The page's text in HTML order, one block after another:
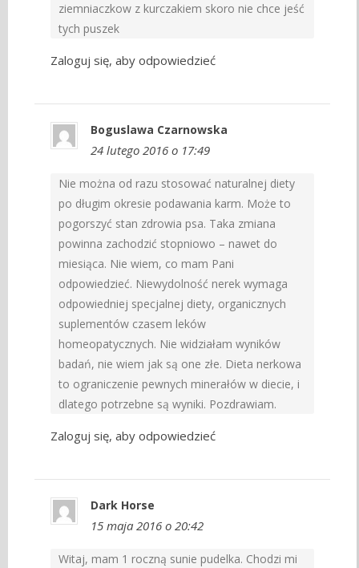
ziemniaczkow z kurczakiem skoro nie chce jeść
tych puszek
Zaloguj się, aby odpowiedzieć
Boguslawa Czarnowska
24 lutego 2016 o 17:49
Nie można od razu stosować naturalnej diety
po długim okresie podawania karm. Może to
pogorszyć stan zdrowia psa. Taka zmiana
powinna zachodzić stopniowo – nawet do
miesiąca. Nie wiem, co mam Pani
odpowiedzieć. Niewydolność nerek wymaga
odpowiedniej specjalnej diety, organicznych
suplementów czasem leków
homeopatycznych. Nie widziałam wyników
badań, nie wiem jak są one złe. Dieta nerkowa
to ograniczenie pewnych minerałów w diecie, i
dlatego potrzebne są wyniki. Pozdrawiam.
Zaloguj się, aby odpowiedzieć
Dark Horse
15 maja 2016 o 20:42
Witaj, mam 1 roczną sunie pudelka. Chodzi mi